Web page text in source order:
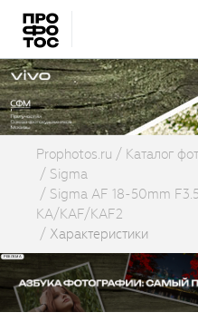
Prophotos.ru Каталог
Sigma
Sigma AF 18-50mm
KA/KAF/KAF2
Характеристики